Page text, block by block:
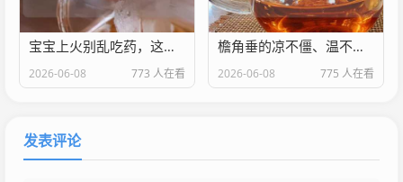
宝宝上火别乱吃药，这几类食物温和灭火还养脾胃
2026-06-08 773 人在看
檐角垂的凉不僵、温不化不是冰棱？是老胶饴！它是什么中药？
2026-06-08 775 人在看
发表评论